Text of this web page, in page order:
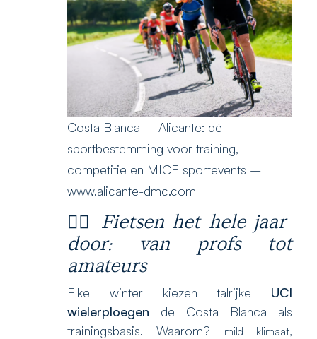
Costa Blanca – Alicante: dé
sportbestemming voor training,
competitie en MICE sportevents –
www.alicante-dmc.com
🚴‍♀️ Fietsen het hele jaar
door: van profs tot
amateurs
Elke winter kiezen talrijke UCI
wielerploegen de Costa Blanca als
trainingsbasis. Waarom?
mild klimaat,